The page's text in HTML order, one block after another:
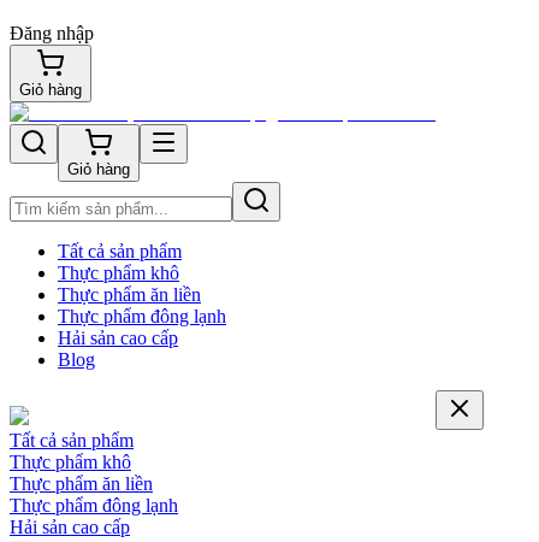
Đăng nhập
Giỏ hàng
Giỏ hàng
Tất cả sản phẩm
Thực phẩm khô
Thực phẩm ăn liền
Thực phẩm đông lạnh
Hải sản cao cấp
Blog
Tất cả sản phẩm
Thực phẩm khô
Thực phẩm ăn liền
Thực phẩm đông lạnh
Hải sản cao cấp